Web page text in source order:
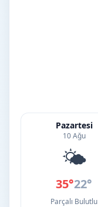
Pazartesi
10 Ağu
🌤️
35°22°
Parçalı Bulutlu